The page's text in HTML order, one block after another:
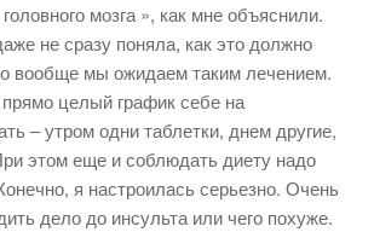
мозга », как мне объяснили.
не сразу поняла, как это должно
вообще мы ожидаем таким лечением.
целый график себе на
– утром одни таблетки, днем другие,
этом еще и соблюдать диету надо
я настроилась серьезно. Очень
дело до инсульта или чего похуже.